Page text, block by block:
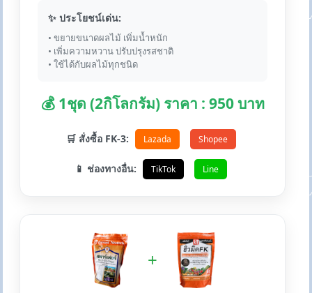
✨ ประโยชน์เด่น:
• ขยายขนาดผลไม้ เพิ่มน้ำหนัก
• เพิ่มความหวาน ปรับปรุงรสชาติ
• ใช้ได้กับผลไม้ทุกชนิด
💰 1ชุด (2กิโลกรัม) ราคา : 950 บาท
🛒 สั่งซื้อ FK-3: Lazada Shopee
📱 ช่องทางอื่น: TikTok Line
+